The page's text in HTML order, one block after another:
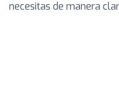
necesitas de manera